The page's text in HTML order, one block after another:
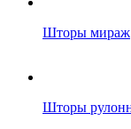
Шторы мираж
Шторы